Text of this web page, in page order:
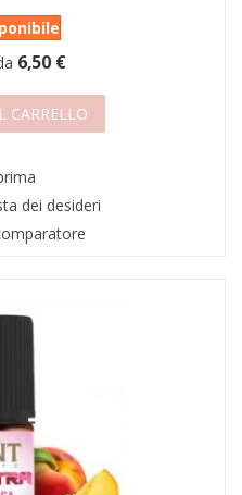
6,50 €
CARRELLO
dei desideri